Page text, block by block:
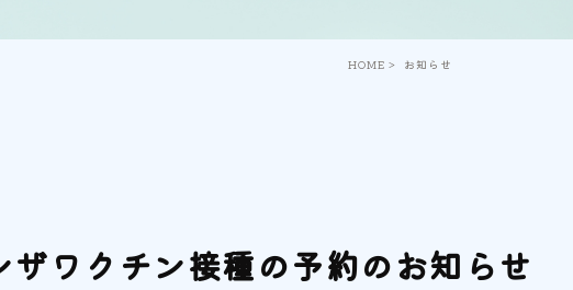
HOME お知らせ
ザワクチン接種の予約のお知らせ